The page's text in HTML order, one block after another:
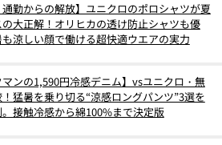
通勤からの解放】ユニクロのポロシャツが夏
の大正解！オリヒカの透け防止シャツも優
涼しい顔で働ける超快適ウエアの実力
マンの1,590円冷感デニム】vsユニクロ・無
猛暑を乗り切る“涼感ロングパンツ”3選を
接触冷感から綿100%まで決定版